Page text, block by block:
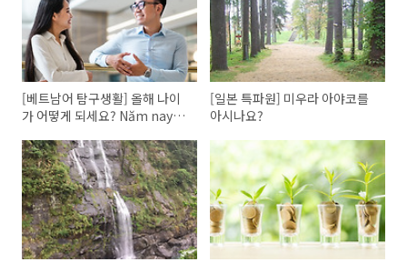
[베트남어 탐구생활] 올해 나이
가 어떻게 되세요? Năm nay
[일본 특파원] 미우라 아야코를
아시나요?